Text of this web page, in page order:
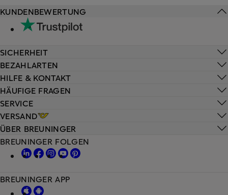
HILFE & KONTAKT
HÄUFIGE FRAGEN
SERVICE
VERSAND
KUNDENBEWERTUNG
SICHERHEIT
BEZAHLARTEN
ÜBER BREUNINGER
BREUNINGER FOLGEN
BREUNINGER APP